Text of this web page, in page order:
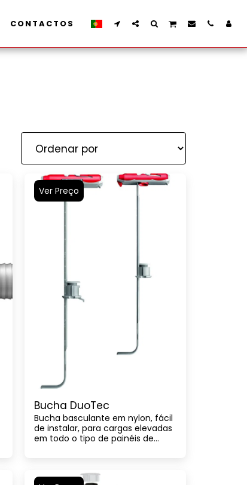
CONTACTOS
Ver Preço
Bucha DuoTec
Bucha basculante em nylon, fácil
de instalar, para cargas elevadas
em todo o tipo de painéis de